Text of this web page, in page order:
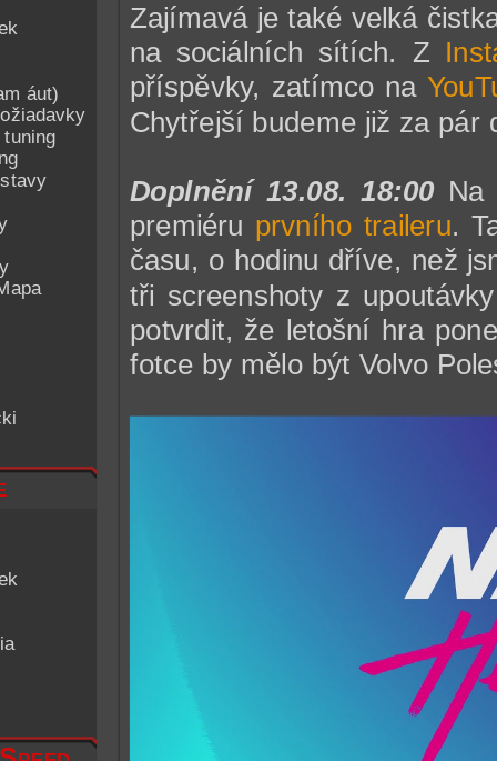
áut)
Zajímavá je také velká
na sociálních sítích. Z
příspěvky, zatímco na
Chytřejší budeme již za pár
Doplnění 13.08. 18:00Na
premiéru prvního traileru.
času, o hodinu dříve, než
tři screenshoty z
potvrdit, že letošní hra
fotce by mělo být Volvo